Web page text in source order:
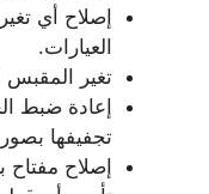
إصلاح أي
العيارات.
تغير المقبس
إعادة ضبط
تجفيفها
إصلاح مفتاح